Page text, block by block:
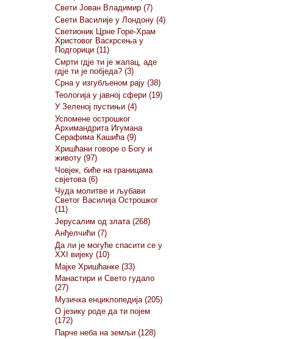
Свети Јован Владимир (7)
Свети Василије у Лондону (4)
Светионик Црне Горе-Храм
Христовог Васкрсења у
Подгорици (11)
Смрти гдје ти је жалац, аде
гдје ти је побједа? (3)
Срна у изгубљеном рају (38)
Теологија у јавној сфери (19)
У Зеленој пустињи (4)
Успомене острошког
Архимандрита Игумана
Серафима Кашића (9)
Хришћани говоре о Богу и
животу (97)
Човјек, биће на границама
свјетова (6)
Чуда молитве и љубави
Светог Василија Острошког
(11)
Јерусалим од злата (268)
Анђелчићи (7)
Да ли је могуће спасити се у
XXI вијеку (10)
Мајке Хришћанке (33)
Манастири и Свето гудало
(27)
Музичка енциклопедија (205)
О језику роде да ти појем
(172)
Парче неба на земљи (128)